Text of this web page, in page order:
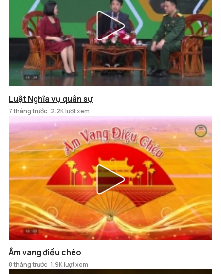
Luật Nghĩa vụ quân sự
7 tháng trước 2.2K lượt xem
Âm vang điều chèo
8 tháng trước 1.9K lượt xem